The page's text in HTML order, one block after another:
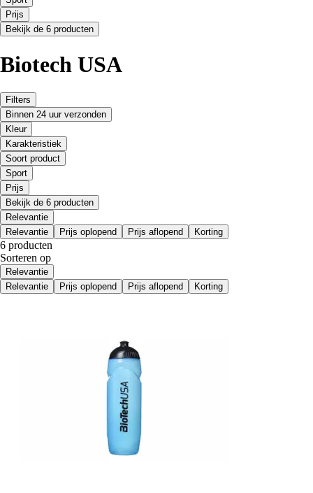
Prijs
Bekijk de 6 producten
Biotech USA
Filters
Binnen 24 uur verzonden
Kleur
Karakteristiek
Soort product
Sport
Prijs
Bekijk de 6 producten
Relevantie
Relevantie
Prijs oplopend Prijs aflopend Korting
6 producten
Sorteren op
Relevantie
Relevantie
Prijs oplopend Prijs aflopend Korting